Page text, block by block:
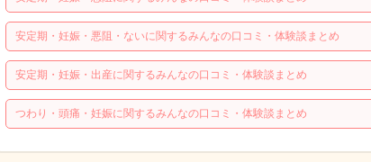
安定期・妊娠・悪阻・ないに関するみんなの口コミ・体験談まとめ
安定期・妊娠・出産に関するみんなの口コミ・体験談まとめ
つわり・頭痛・妊娠に関するみんなの口コミ・体験談まとめ